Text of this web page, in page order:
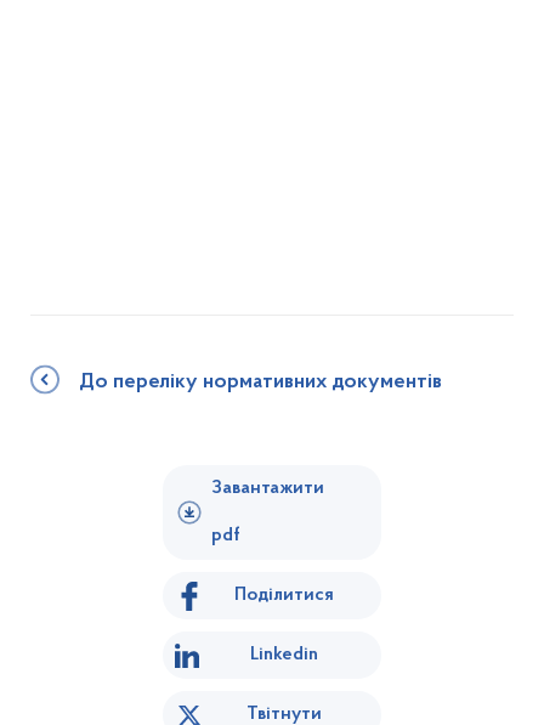
До переліку нормативних документів
Завантажити
pdf
Поділитися
Linkedin
Твітнути